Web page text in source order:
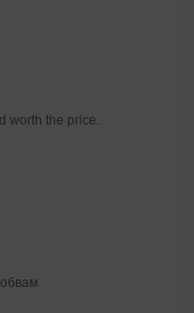
worth the price.